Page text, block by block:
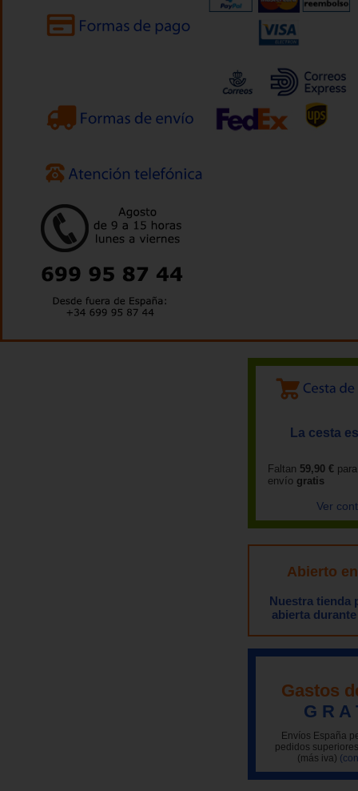
La cesta
Faltan 59,90 €
envío gratis
Ver
Abierto
Nuestra tienda
abierta
Gastos
G R A
Envíos España
pedidos
(más iva)